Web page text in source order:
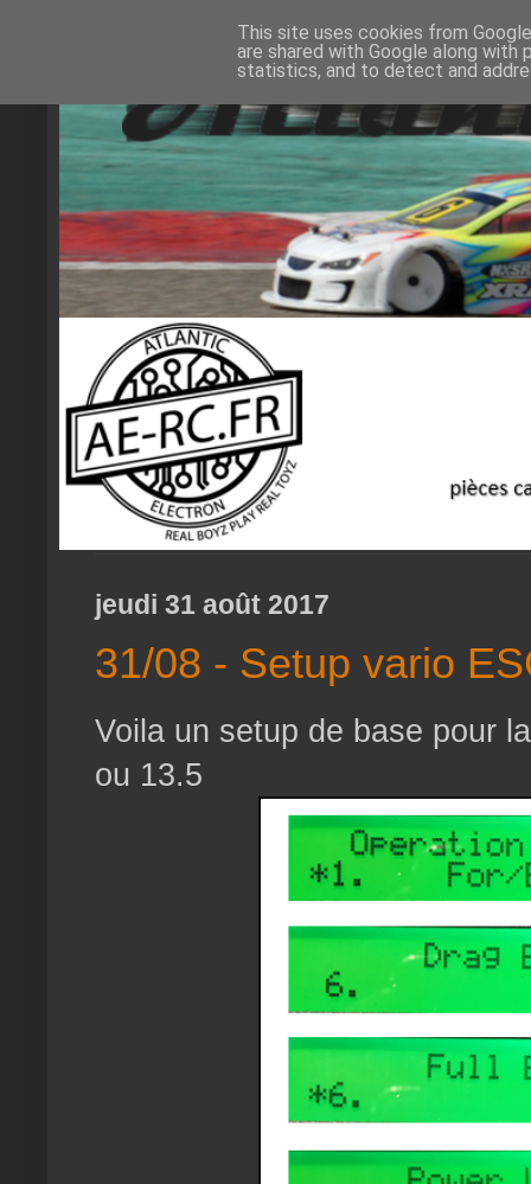
jeudi 31 août 2017
31/08 - Setup vario
Voila un setup de base pour
ou 13.5
This site uses cookies from
are shared with Google along
statistics, and to detect and